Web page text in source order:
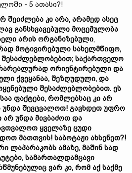
- 5 ათასი?!
შეიძლება კი არა, არამედ ასეც
განსხვავებული მოცემულობა
არის ორგანიზებული,
მოტივირებული სახელმწიფო,
შესაძლებლობებით; საქართველო
ორიენტირებული და
ქვეყანაა, შეზღუდული, და
შესაძლებლობებით. ეს
აა ფაქტები, რომლებსაც კი არ
უნდა შევცვალოთ! გავხდეთ უფრო
არ უნდა მივბაძოთ და
ვთვალოთ ყველაზე ცუდი
თ მათთვის! საბოტაჟი ახსენეთ?!
ლაპარაკობს ამაზე, მაშინ სად
სამართალდამცავი
ც ვარ კი, რომ აქ საქმე